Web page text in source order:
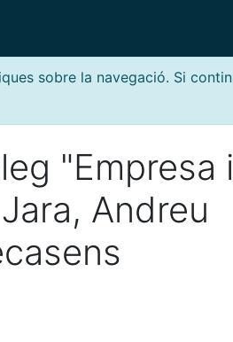
sobre la navegació. Si
"Empresa i
Andreu